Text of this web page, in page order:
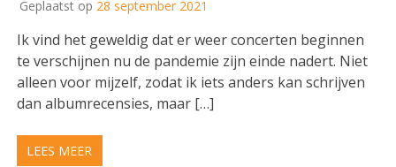
Geplaatst op 28 september 2021
Ik vind het geweldig dat er weer concerten beginnen
te verschijnen nu de pandemie zijn einde nadert. Niet
alleen voor mijzelf, zodat ik iets anders kan schrijven
dan albumrecensies, maar […]
LEES MEER